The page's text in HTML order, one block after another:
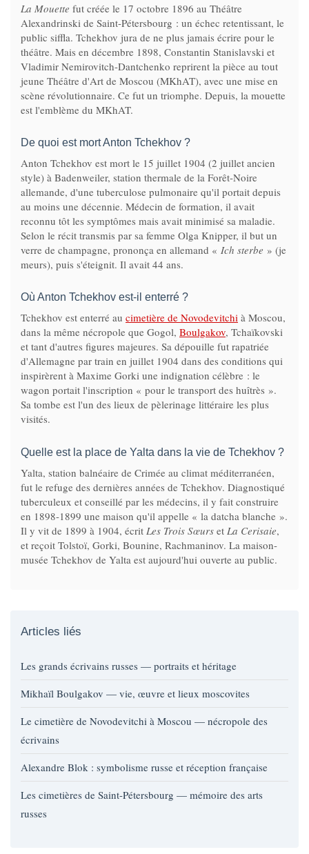
La Mouette fut créée le 17 octobre 1896 au Théâtre
Alexandrinski de Saint-Pétersbourg : un échec retentissant, le
public siffla. Tchekhov jura de ne plus jamais écrire pour le
théâtre. Mais en décembre 1898, Constantin Stanislavski et
Vladimir Nemirovitch-Dantchenko reprirent la pièce au tout
jeune Théâtre d'Art de Moscou (MKhAT), avec une mise en
scène révolutionnaire. Ce fut un triomphe. Depuis, la mouette
est l'emblème du MKhAT.
De quoi est mort Anton Tchekhov ?
Anton Tchekhov est mort le 15 juillet 1904 (2 juillet ancien
style) à Badenweiler, station thermale de la Forêt-Noire
allemande, d'une tuberculose pulmonaire qu'il portait depuis
au moins une décennie. Médecin de formation, il avait
reconnu tôt les symptômes mais avait minimisé sa maladie.
Selon le récit transmis par sa femme Olga Knipper, il but un
verre de champagne, prononça en allemand « Ich sterbe » (je
meurs), puis s'éteignit. Il avait 44 ans.
Où Anton Tchekhov est-il enterré ?
Tchekhov est enterré au cimetière de Novodevitchi à Moscou,
dans la même nécropole que Gogol, Boulgakov, Tchaïkovski
et tant d'autres figures majeures. Sa dépouille fut rapatriée
d'Allemagne par train en juillet 1904 dans des conditions qui
inspirèrent à Maxime Gorki une indignation célèbre : le
wagon portait l'inscription « pour le transport des huîtrès ».
Sa tombe est l'un des lieux de pèlerinage littéraire les plus
visités.
Quelle est la place de Yalta dans la vie de Tchekhov ?
Yalta, station balnéaire de Crimée au climat méditerranéen,
fut le refuge des dernières années de Tchekhov. Diagnostiqué
tuberculeux et conseillé par les médecins, il y fait construire
en 1898-1899 une maison qu'il appelle « la datcha blanche ».
Il y vit de 1899 à 1904, écrit Les Trois Sœurs et La Cerisaie,
et reçoit Tolstoï, Gorki, Bounine, Rachmaninov. La maison-
musée Tchekhov de Yalta est aujourd'hui ouverte au public.
Articles liés
Les grands écrivains russes — portraits et héritage
Mikhaïl Boulgakov — vie, œuvre et lieux moscovites
Le cimetière de Novodevitchi à Moscou — nécropole des
écrivains
Alexandre Blok : symbolisme russe et réception française
Les cimetières de Saint-Pétersbourg — mémoire des arts
russes